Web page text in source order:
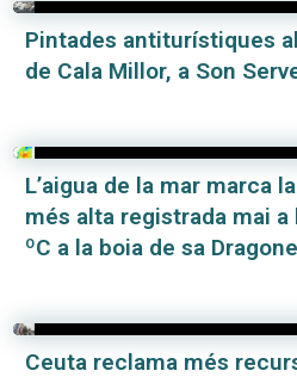
Pintades antiturístiques
de Cala Millor, a Son
L’aigua de la mar marca
més alta registrada mai a
ºC a la boia de sa
Ceuta reclama més